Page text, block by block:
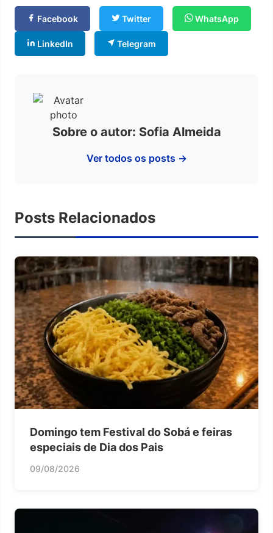
Facebook Twitter WhatsApp
LinkedIn Telegram
Sobre o autor: Sofia Almeida
Ver todos os posts →
Posts Relacionados
Domingo tem Festival do Sobá e feiras
especiais de Dia dos Pais
09/08/2026